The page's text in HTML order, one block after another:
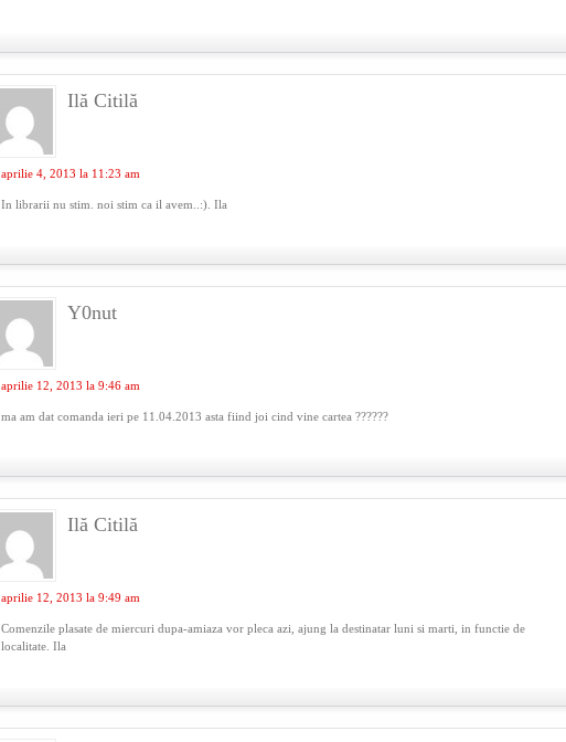
Ilă Citilă
aprilie 4, 2013 la 11:23 am
In librarii nu stim. noi stim ca il avem..:). Ila
Y0nut
aprilie 12, 2013 la 9:46 am
ma am dat comanda ieri pe 11.04.2013 asta fiind joi cind vine cartea ??????
Ilă Citilă
aprilie 12, 2013 la 9:49 am
Comenzile plasate de miercuri dupa-amiaza vor pleca azi, ajung la destinatar luni si marti, in functie de
localitate. Ila